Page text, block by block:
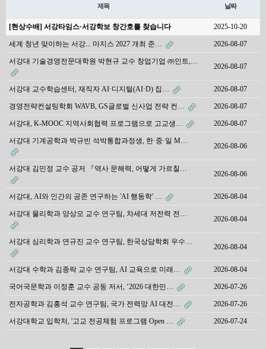
제목 날짜
[현상수배] 서강타임스·서강학보 창간호를 찾습니다 2025-10-20
세계 청년 맞이하는 서강... 마지스 2027 개최 준… 2026-08-07
서강대 기술경영전문대학원 박현규 교수 창업기업 ㈜인트,…
2026-08-07
서강대 교수학습센터, 재직자 AI·디지털(AI·D) 집… 2026-08-07
경영전략컨설팅학회 WAVB, GS글로벌 신사업 전략 컨… 2026-08-07
서강대, K-MOOC 지역사회협력 프로그램으로 고교생… 2026-08-07
서강대 기계공학과 박규빈 석박통합과정생, 한·중·일 M…
2026-08-06
서강대 김민정 교수 공저 『역사 문해력, 어떻게 가르칠…
2026-08-06
서강대, AI와 인간의 공존 연구하는 'AI 행동학' … 2026-08-04
서강대 물리학과 양상모 교수 연구팀, 차세대 저전력 전…
2026-08-04
서강대 심리학과 연규진 교수 연구팀, 한국상담학회 우수…
2026-08-04
서강대 수학과 김종락 교수 연구팀, AI 교육으로 미래… 2026-08-04
국어국문학과 이정훈 교수 공동 저서, ‘2026 대한민… 2026-07-26
전자공학과 김홍석 교수 연구팀, 국가 전력망 AI 대전… 2026-07-26
서강대학교 입학처, '고교 전공체험 프로그램 Open … 2026-07-24